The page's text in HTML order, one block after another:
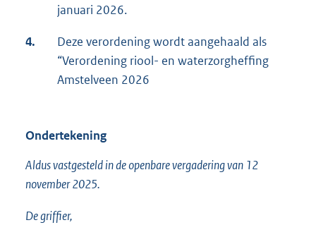
januari 2026.
4.
Deze verordening wordt aangehaald als
“Verordening riool- en waterzorgheffing
Amstelveen 2026
Ondertekening
Aldus vastgesteld in de openbare vergadering van 12
november 2025.
De griffier,